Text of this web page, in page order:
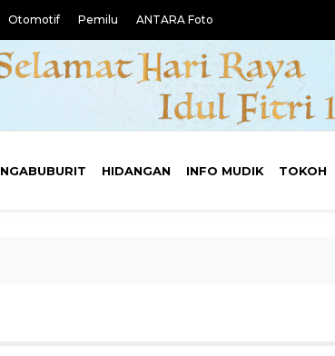
Otomotif Pemilu ANTARA Foto
NGABUBURIT HIDANGAN INFO MUDIK TOKOH